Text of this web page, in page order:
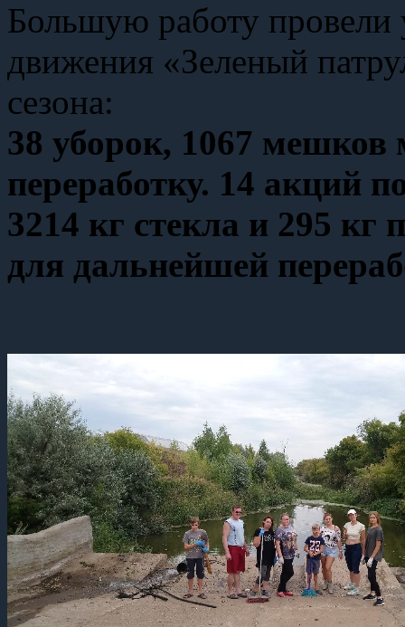
Большую работу провели
движения «Зеленый
сезона:
38 уборок, 1067 мешков
переработку. 14 акций
3214 кг стекла и 295 кг
для дальнейшей